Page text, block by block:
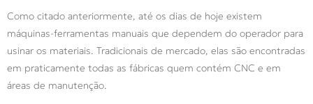
Como citado anteriormente, até os dias de hoje existem
máquinas-ferramentas manuais que dependem do operador para
usinar os materiais. Tradicionais de mercado, elas são encontradas
em praticamente todas as fábricas quem contém CNC e em
áreas de manutenção.